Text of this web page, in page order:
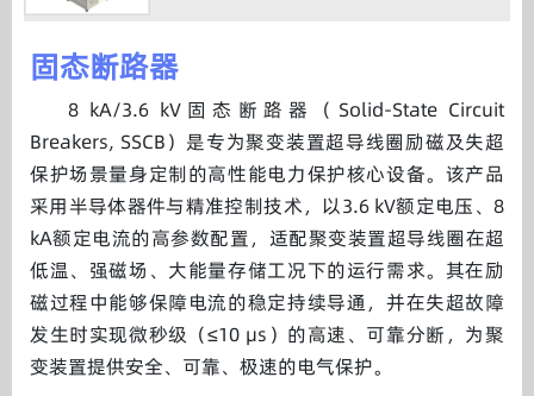
固态断路器
8 kA/3.6 kV固态断路器（Solid-State Circuit
Breakers, SSCB）是专为聚变装置超导线圈励磁及失超
保护场景量身定制的高性能电力保护核心设备。该产品
采用半导体器件与精准控制技术，以3.6 kV额定电压、8
kA额定电流的高参数配置，适配聚变装置超导线圈在超
低温、强磁场、大能量存储工况下的运行需求。其在励
磁过程中能够保障电流的稳定持续导通，并在失超故障
发生时实现微秒级（≤10 μs）的高速、可靠分断，为聚
变装置提供安全、可靠、极速的电气保护。